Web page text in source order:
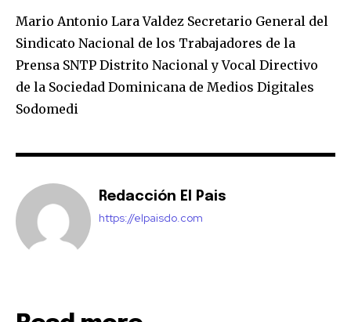
Mario Antonio Lara Valdez Secretario General del
Sindicato Nacional de los Trabajadores de la
Prensa SNTP Distrito Nacional y Vocal Directivo
de la Sociedad Dominicana de Medios Digitales
Sodomedi
Redacción El Pais
https://elpaisdo.com